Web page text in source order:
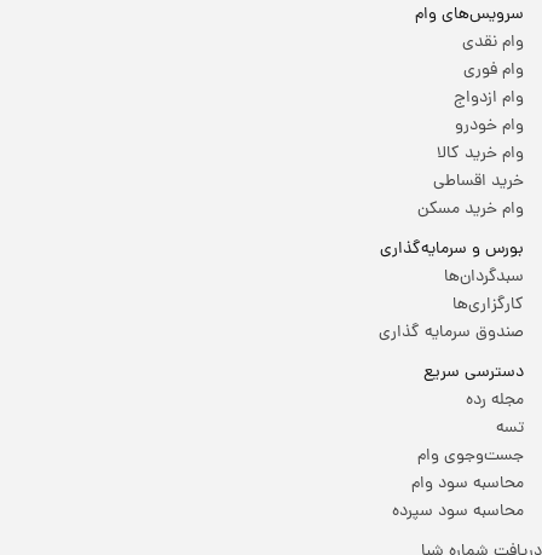
سرویس‌های وام
وام نقدی
وام فوری
وام ازدواج
وام خودرو
وام خرید کالا
خرید اقساطی
وام خرید مسکن
بورس و سرمایه‌گذاری
سبدگردان‌ها
کارگزاری‌ها
صندوق سرمایه گذاری
دسترسی سریع
مجله رده
تسه
جست‌وجوی وام
محاسبه سود وام
محاسبه سود سپرده